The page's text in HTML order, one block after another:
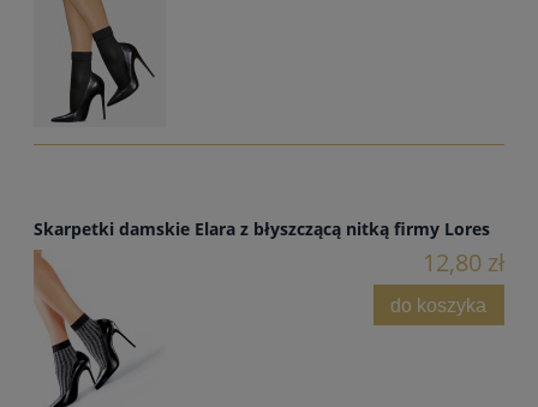
Skarpetki damskie Elara z błyszczącą nitką firmy Lores
12,80 zł
do koszyka